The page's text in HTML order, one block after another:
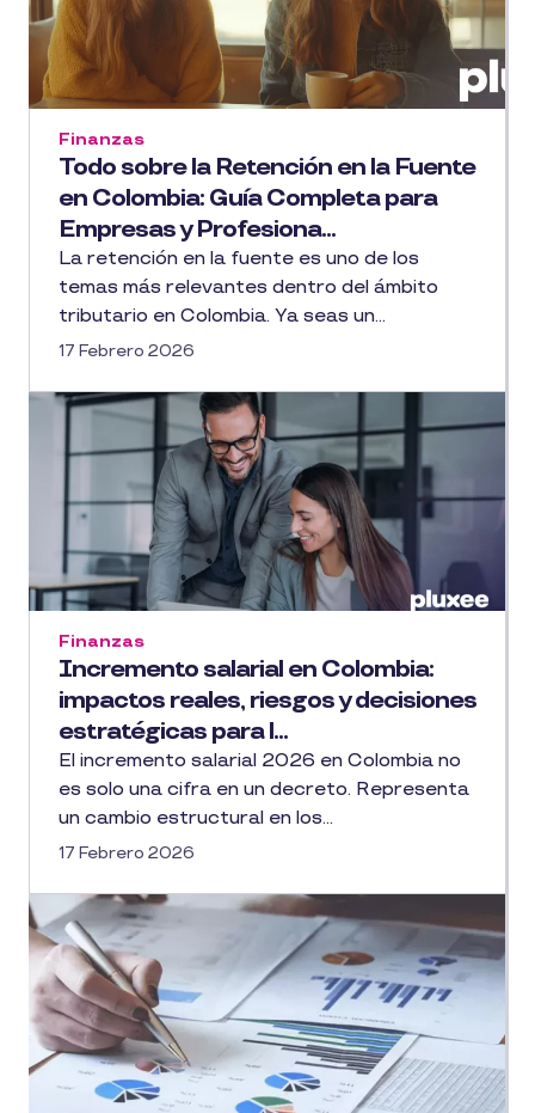
Todo sobre la Retención en la Fuente
en Colombia: Guía Completa para
Empresas y Profesiona...
Finanzas
La retención en la fuente es uno de los
temas más relevantes dentro del ámbito
tributario en Colombia. Ya seas un...
17 Febrero 2026
Incremento salarial en Colombia:
impactos reales, riesgos y decisiones
estratégicas para l...
Finanzas
El incremento salarial 2026 en Colombia no
es solo una cifra en un decreto. Representa
un cambio estructural en los...
17 Febrero 2026